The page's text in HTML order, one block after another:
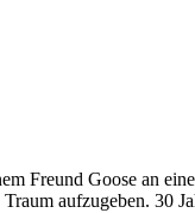
Freund Goose an
aufzugeben. 30